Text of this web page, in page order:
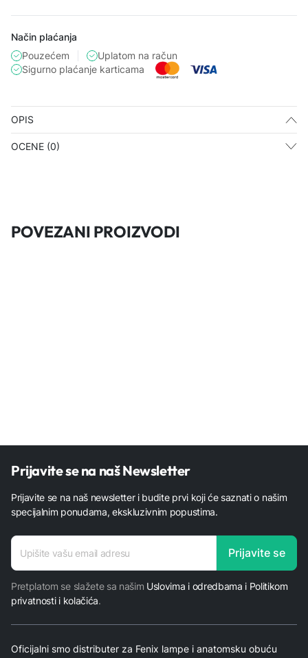
Način plaćanja
Pouzećem
Uplatom na račun
Sigurno plaćanje karticama
OPIS
OCENE (0)
POVEZANI PROIZVODI
Prijavite se na naš Newsletter
Prijavite se na naš newsletter i budite prvi koji će saznati o našim
specijalnim ponudama, ekskluzivnim popustima.
adresa
E-mail
Prijavite se
Pretplatom se slažete sa našim Uslovima i odredbama i Politikom
privatnosti i kolačića.
Oficijalni smo distributer za Fenix lampe i anatomsku obuću